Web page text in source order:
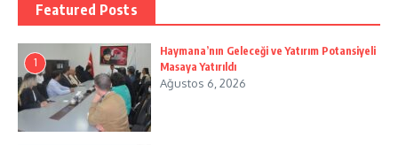
Featured Posts
1
Haymana’nın Geleceği ve Yatırım Potansiyeli
Masaya Yatırıldı
Ağustos 6, 2026